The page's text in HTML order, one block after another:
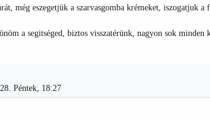
még eszegetjük a szarvasgomba krémeket, iszogatjuk
a segitséged, biztos visszatérünk, nagyon sok minden
Péntek, 18:27